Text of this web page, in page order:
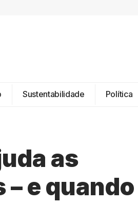
Sustentabilidade Política
as
e quando